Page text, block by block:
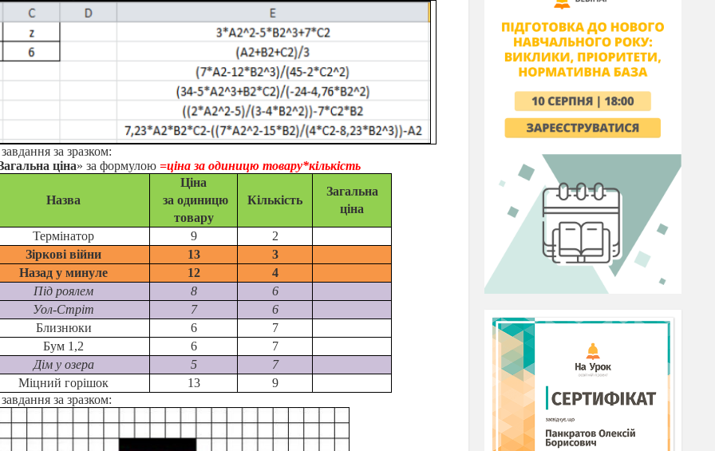
за зразком:
ціна» за формулою =ціна за одиницю товару*кількість
Назва
Ціна
за одиницю
товару
Кількість
Загальна
ціна
Термінатор 9
2
Зіркові війни 13
3
Назад у минуле 12
4
Під роялем 8
6
Уол-Стріт 7
6
Близнюки 6
7
Бум 1,2 6
7
Дім у озера 5
7
Міцний горішок 13
9
за зразком: